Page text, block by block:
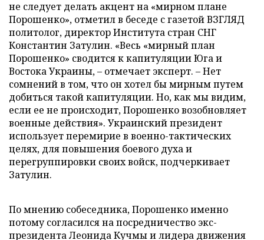
не следует делать акцент на «мирном плане
Порошенко», отметил в беседе с газетой ВЗГЛЯД
политолог, директор Института стран СНГ
Константин Затулин. «Весь «мирный план
Порошенко» сводится к капитуляции Юга и
Востока Украины, – отмечает эксперт. – Нет
сомнений в том, что он хотел бы мирным путем
добиться такой капитуляции. Но, как мы видим,
если ее не происходит, Порошенко возобновляет
военные действия». Украинский президент
использует перемирие в военно-тактических
целях, для повышения боевого духа и
перегруппировки своих войск, подчеркивает
Затулин.
По мнению собеседника, Порошенко именно
потому согласился на посредничество экс-
президента Леонида Кучмы и лидера движения